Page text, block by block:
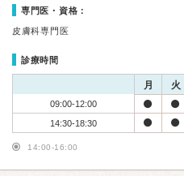
専門医・資格：
皮膚科専門医
診療時間
月 火
09:00-12:00
14:30-18:30
14:00-16:00